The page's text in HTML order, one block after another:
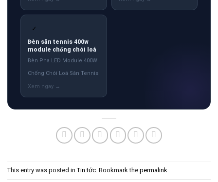
✓
Đèn sân tennis 400w
module chống chói loá
Đèn Pha LED Module 400W
Chống Chói Loá Sân Tennis
This entry was posted inTin tức . Bookmark the permalink